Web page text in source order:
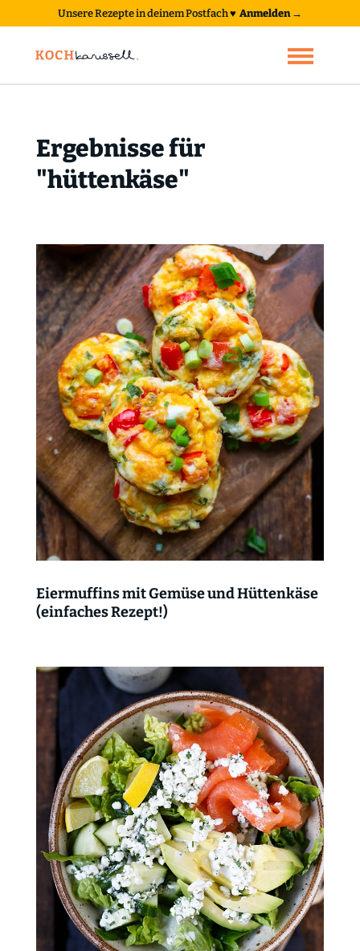
Unsere Rezepte in deinem Postfach♥ Anmelden →
Ergebnisse für
"hüttenkäse"
Eiermuffins mit Gemüse und Hüttenkäse
(einfaches Rezept!)